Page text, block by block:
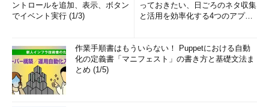
ントロールを追加、表示、ボタン
でイベント実行 (1/3)
っておきたい、日ごろのネタ収集
と活用を効率化する4つのアプリ
作業手順書はもういらない！ Puppetにおける自動
化の定義書「マニフェスト」の書き方と基礎文法ま
とめ (1/5)